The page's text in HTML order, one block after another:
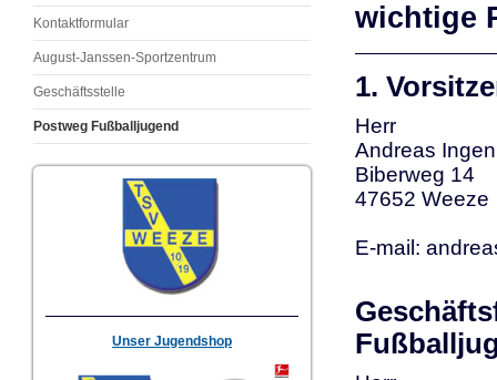
Kontaktformular
August-Janssen-Sportzentrum
Geschäftsstelle
Postweg Fußballjugend
Unser Jugendshop
wichtige
1.
Herr
Andreas
Biberweg 14
47652 Weeze
E-mail: